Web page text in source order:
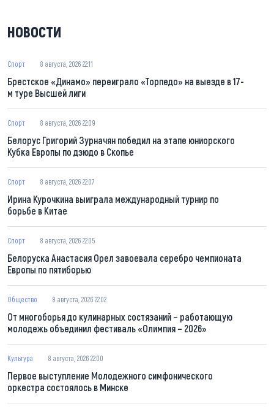
НОВОСТИ
Спорт 8 августа, 2026 22:11
Брестское «Динамо» переиграло «Торпедо» на выезде в 17-
м туре Высшей лиги
Спорт 8 августа, 2026 22:09
Белорус Григорий Зурначян победил на этапе юниорского
Кубка Европы по дзюдо в Скопье
Спорт 8 августа, 2026 22:07
Ирина Курочкина выиграла международный турнир по
борьбе в Китае
Спорт 8 августа, 2026 22:05
Белоруска Анастасия Орел завоевала серебро чемпионата
Европы по пятиборью
Общество 8 августа, 2026 22:02
От многоборья до кулинарных состязаний – работающую
молодежь объединил фестиваль «Олимпия – 2026»
Культура 8 августа, 2026 22:00
Первое выступление Молодежного симфонического
оркестра состоялось в Минске